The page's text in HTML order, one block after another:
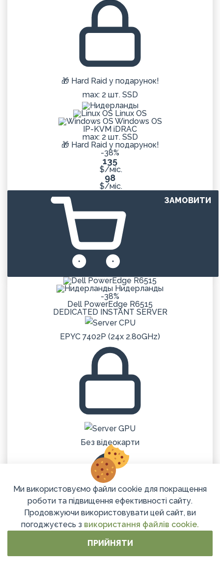
Ми використовуємо файли cookie для покращення
роботи та підвищення ефективності сайту.
Продовжуючи використовувати цей сайт, ви
погоджуєтесь з використання файлів cookie.
ПРИЙНЯТИ
🎁 Hard Raid у подарунок!
max: 2 шт. SSD
Linux OS
Windows OS
IP-KVM iDRAC
max: 2 шт. SSD
🎁 Hard Raid у подарунок!
-38%
135
$/міс.
98
$/міс.
ЗАМОВИТИ
Нидерланды
-38%
Dell PowerEdge R6515
DEDICATED INSTANT SERVER
EPYC 7402P (24x 2.80GHz)
Без відеокарти